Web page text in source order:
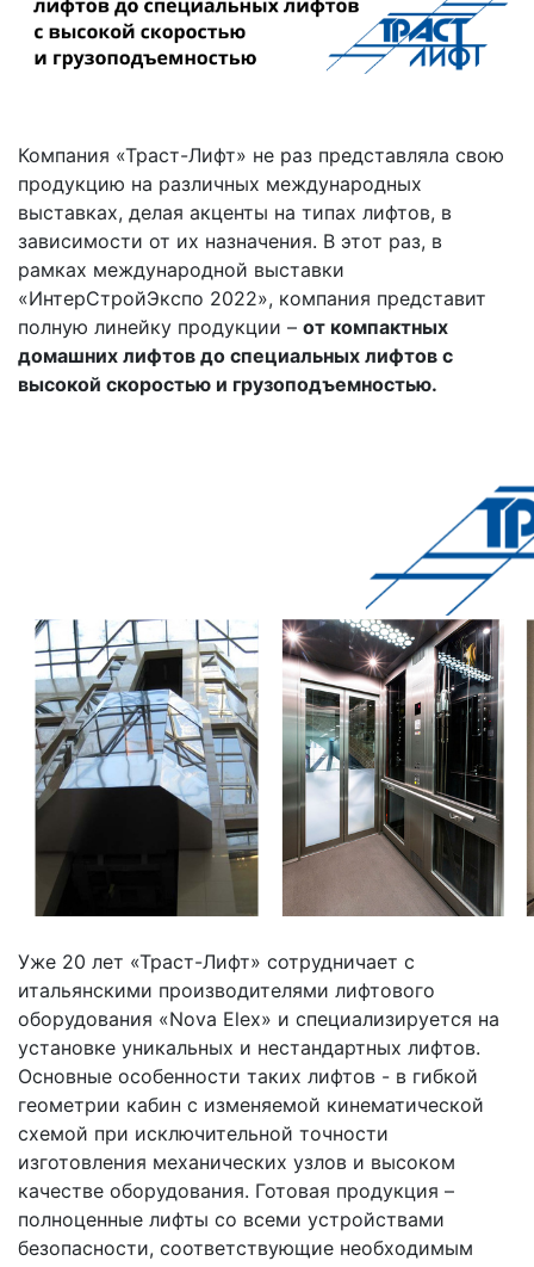
Компания «Траст-Лифт» не раз представляла свою
продукцию на различных международных
выставках, делая акценты на типах лифтов, в
зависимости от их назначения. В этот раз, в
рамках международной выставки
«ИнтерСтройЭкспо 2022», компания представит
полную линейку продукции – от компактных
домашних лифтов до специальных лифтов с
высокой скоростью и грузоподъемностью.
Уже 20 лет «Траст-Лифт» сотрудничает с
итальянскими производителями лифтового
оборудования «Nova Elex» и специализируется на
установке уникальных и нестандартных лифтов.
Основные особенности таких лифтов - в гибкой
геометрии кабин с изменяемой кинематической
схемой при исключительной точности
изготовления механических узлов и высоком
качестве оборудования. Готовая продукция –
полноценные лифты со всеми устройствами
безопасности, соответствующие необходимым